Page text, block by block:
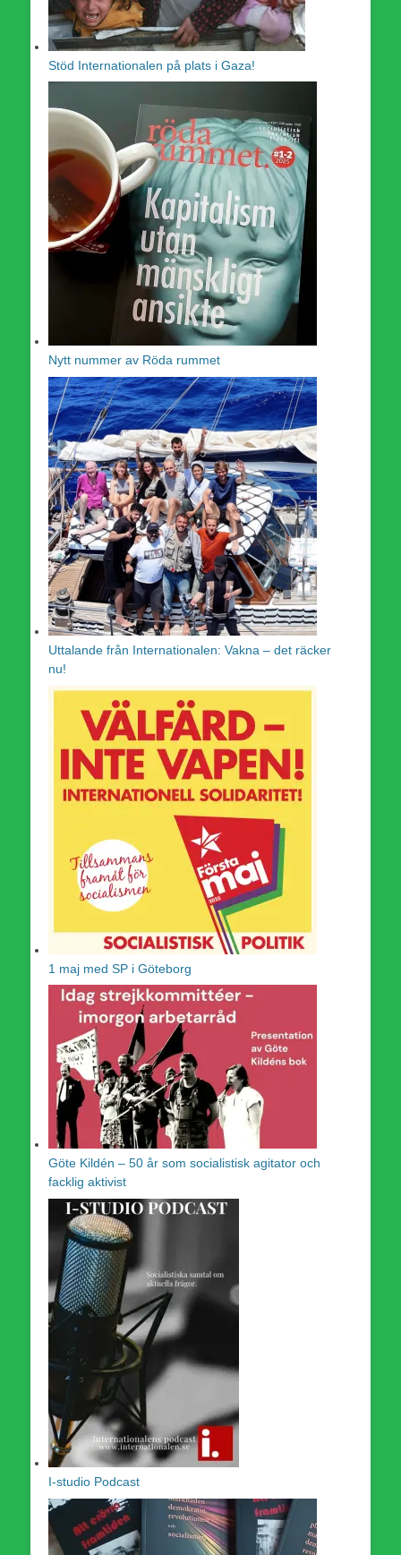
Stöd Internationalen på plats i Gaza!
Nytt nummer av Röda rummet
Uttalande från Internationalen: Vakna – det räcker
nu!
1 maj med SP i Göteborg
Göte Kildén – 50 år som socialistisk agitator och
facklig aktivist
I-studio Podcast